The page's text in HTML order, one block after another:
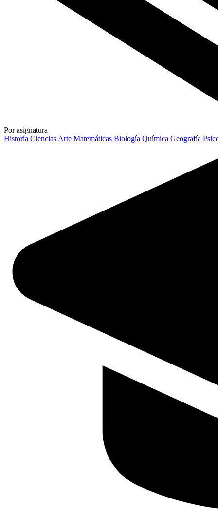
Por asignatura
Historia Ciencias Arte Matemáticas Biología Química Geografía